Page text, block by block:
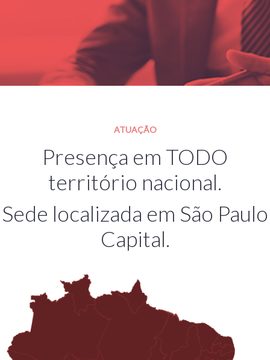
ATUAÇÃO
Presença em TODO
território nacional.
Sede localizada em São Paulo
Capital.